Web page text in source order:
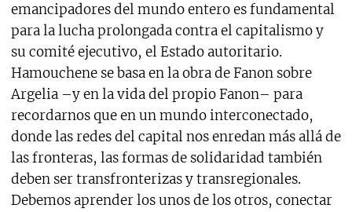
emancipadores del mundo entero es fundamental
para la lucha prolongada contra el capitalismo y
su comité ejecutivo, el Estado autoritario.
Hamouchene se basa en la obra de Fanon sobre
Argelia –y en la vida del propio Fanon– para
recordarnos que en un mundo interconectado,
donde las redes del capital nos enredan más allá de
las fronteras, las formas de solidaridad también
deben ser transfronterizas y transregionales.
Debemos aprender los unos de los otros, conectar